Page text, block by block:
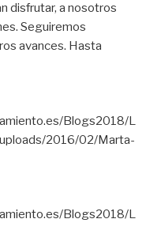
disfrutar, a nosotros
Seguiremos
avances. Hasta
Blogs2018/L
2016/02/Marta-
Blogs2018/L